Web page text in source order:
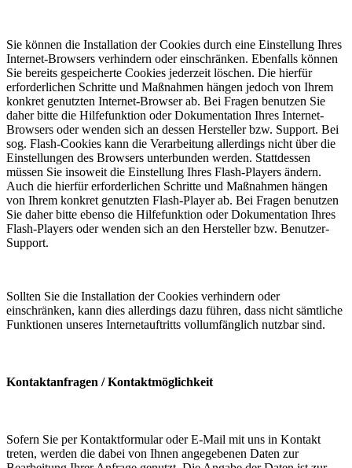
Sie können die Installation der Cookies durch eine Einstellung Ihres
Internet-Browsers verhindern oder einschränken. Ebenfalls können
Sie bereits gespeicherte Cookies jederzeit löschen. Die hierfür
erforderlichen Schritte und Maßnahmen hängen jedoch von Ihrem
konkret genutzten Internet-Browser ab. Bei Fragen benutzen Sie
daher bitte die Hilfefunktion oder Dokumentation Ihres Internet-
Browsers oder wenden sich an dessen Hersteller bzw. Support. Bei
sog. Flash-Cookies kann die Verarbeitung allerdings nicht über die
Einstellungen des Browsers unterbunden werden. Stattdessen
müssen Sie insoweit die Einstellung Ihres Flash-Players ändern.
Auch die hierfür erforderlichen Schritte und Maßnahmen hängen
von Ihrem konkret genutzten Flash-Player ab. Bei Fragen benutzen
Sie daher bitte ebenso die Hilfefunktion oder Dokumentation Ihres
Flash-Players oder wenden sich an den Hersteller bzw. Benutzer-
Support.
Sollten Sie die Installation der Cookies verhindern oder
einschränken, kann dies allerdings dazu führen, dass nicht sämtliche
Funktionen unseres Internetauftritts vollumfänglich nutzbar sind.
Kontaktanfragen / Kontaktmöglichkeit
Sofern Sie per Kontaktformular oder E-Mail mit uns in Kontakt
treten, werden die dabei von Ihnen angegebenen Daten zur